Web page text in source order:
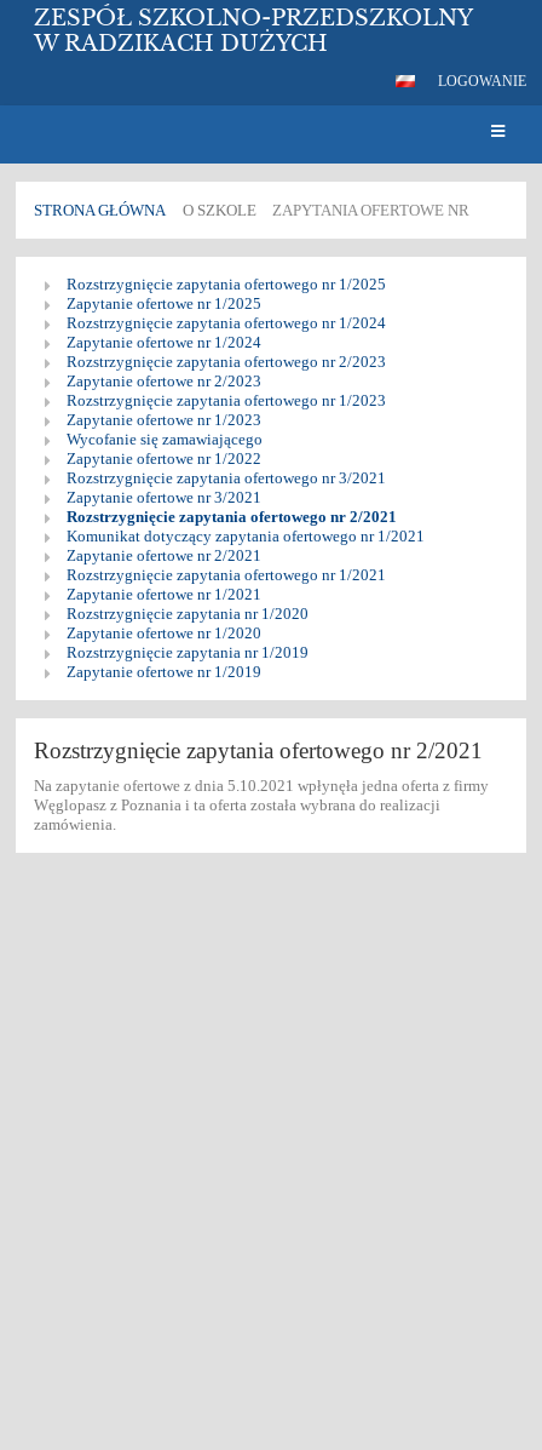
ZESPÓŁ SZKOLNO-PRZEDSZKOLNY
W RADZIKACH DUŻYCH
LOGOWANIE
STRONA GŁÓWNA O SZKOLE ZAPYTANIA OFERTOWE NR
ofertowe
Rozstrzygnięcie zapytania ofertowego nr 1/2025
Zapytanie ofertowe nr 1/2025
Rozstrzygnięcie zapytania ofertowego nr 1/2024
Zapytanie ofertowe nr 1/2024
Rozstrzygnięcie zapytania ofertowego nr 2/2023
Zapytanie ofertowe nr 2/2023
Rozstrzygnięcie zapytania ofertowego nr 1/2023
Zapytanie ofertowe nr 1/2023
Wycofanie się zamawiającego
Zapytanie ofertowe nr 1/2022
Rozstrzygnięcie zapytania ofertowego nr 3/2021
Zapytanie ofertowe nr 3/2021
Rozstrzygnięcie zapytania ofertowego nr 2/2021
Komunikat dotyczący zapytania ofertowego nr 1/2021
Zapytanie ofertowe nr 2/2021
Rozstrzygnięcie zapytania ofertowego nr 1/2021
Zapytanie ofertowe nr 1/2021
Rozstrzygnięcie zapytania nr 1/2020
Zapytanie ofertowe nr 1/2020
Rozstrzygnięcie zapytania nr 1/2019
Zapytanie ofertowe nr 1/2019
Rozstrzygnięcie zapytania ofertowego nr 2/2021
Na zapytanie ofertowe z dnia 5.10.2021 wpłynęła jedna oferta z firmy
Węglopasz z Poznania i ta oferta została wybrana do realizacji
zamówienia.